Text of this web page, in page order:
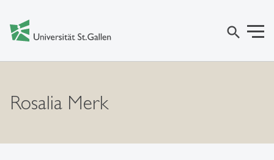
search
Rosalia Merk